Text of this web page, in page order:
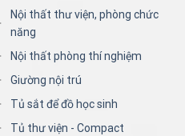
Nội thất thư viện, phòng chức
năng
Nội thất phòng thí nghiệm
Giường nội trú
Tủ sắt để đồ học sinh
Tủ thư viện - Compact